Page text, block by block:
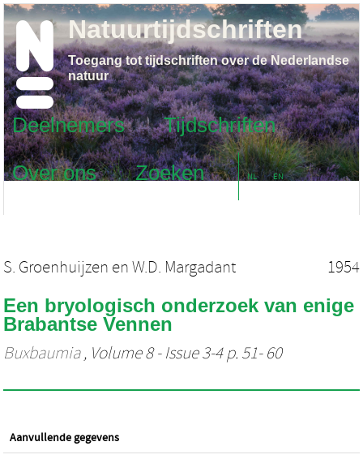
Deelnemers
Tijdschriften
Over ons
Zoeken NL EN
Natuurtijdschriften
Toegang tot tijdschriften over de Nederlandse
natuur
S. Groenhuijzen en W.D. Margadant 1954
Een bryologisch onderzoek van enige
Brabantse Vennen
Buxbaumia, Volume 8 - Issue 3-4 p. 51- 60
Aanvullende gegevens